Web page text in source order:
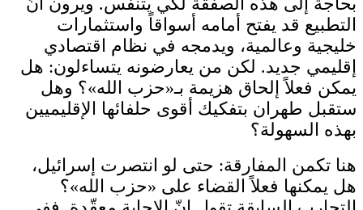
التطبيع قد يفتح أمامه أسواقاً واستثمارات
خليجية وعالمية، ويدمجه في نظام اقتصادي
إقليمي جديد. لكن من يعارضونه يتساءلون: هل
يمكن فعلاً إلحاق هزيمة بـ«حزب الله»؟ وهل
ستقبل طهران بتفكيك أقوى حلفائها الإقليميين
بهذه السهولة؟
هنا تكمن المفارقة: حتى لو انتصرت إسرائيل،
هل يمكنها فعلاً القضاء على «حزب الله»؟